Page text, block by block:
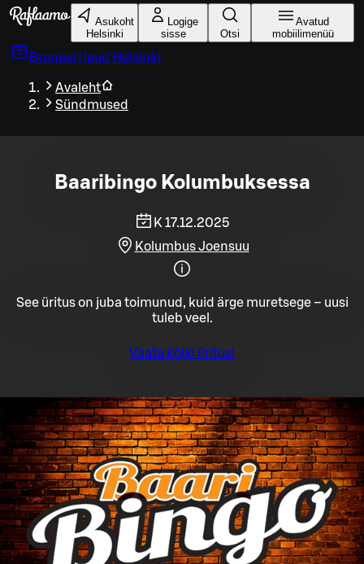
Liigu peamise sisu juurde
Asukoht
Helsinki
Logige
sisse
Otsi
Avatud
mobiilimenüü
Broneeri laud Helsinki
Avaleht
Sündmused
Baaribingo Kolumbuksessa
K 17.12.2025
Kolumbus Joensuu
See üritus on juba toimunud, kuid ärge muretsege – uusi
tuleb veel.
Vaata kõiki üritusi